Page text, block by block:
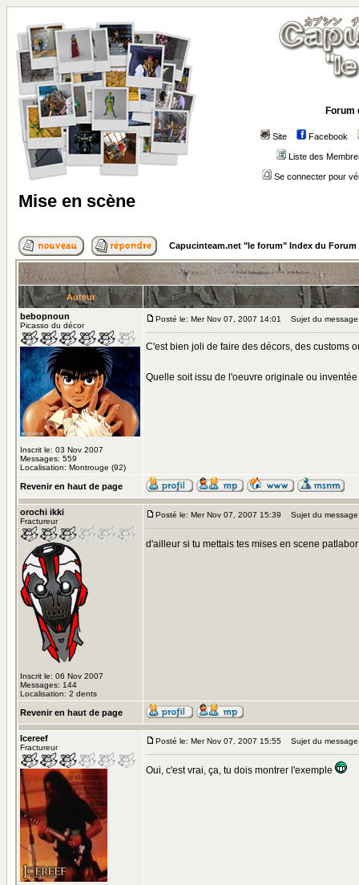
Forum
Site Facebook
Liste des
Se connecter pour
Mise en scène
Capucinteam.net "le forum" Index du Forum
Auteur
bebopnoun
Picasso du décor
Inscrit le: 03 Nov 2007
Messages: 559
Localisation: Montrouge (92)
Posté le: Mer Nov 07, 2007 14:01 Sujet du
C'est bien joli de faire des décors, des customs
Quelle soit issu de l'oeuvre originale ou
Revenir en haut de page
orochi ikki
Fractureur
Inscrit le: 06 Nov 2007
Messages: 144
Localisation: 2 dents
Posté le: Mer Nov 07, 2007 15:39 Sujet du
d'ailleur si tu mettais tes mises en scene
Revenir en haut de page
Icereef
Fractureur
Posté le: Mer Nov 07, 2007 15:55 Sujet du
Oui, c'est vrai, ça, tu dois montrer l'exemple